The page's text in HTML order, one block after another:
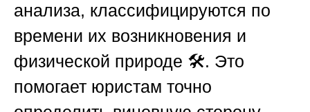
анализа, классифицируются по
времени их возникновения и
физической природе 🛠️. Это
помогает юристам точно